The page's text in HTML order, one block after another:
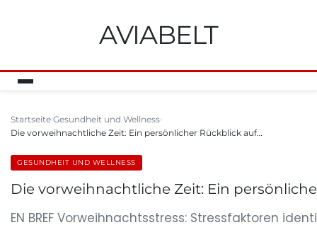
AVIABELT
Startseite Gesundheit und Wellness
Die vorweihnachtliche Zeit: Ein persönlicher Rückblick auf…
GESUNDHEIT UND WELLNESS
Die vorweihnachtliche Zeit: Ein
EN BREF Vorweihnachtsstress: Stressfaktoren